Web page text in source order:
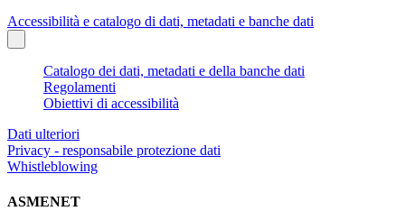
Accessibilità e catalogo di dati, metadati e banche dati
Catalogo dei dati, metadati e della banche dati
Regolamenti
Obiettivi di accessibilità
Dati ulteriori
Privacy - responsabile protezione dati
Whistleblowing
ASMENET